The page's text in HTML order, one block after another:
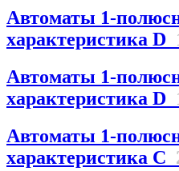
Автоматы 1-
характеристика D
Автоматы 1-
характеристика D
Автоматы 1-
характеристика С